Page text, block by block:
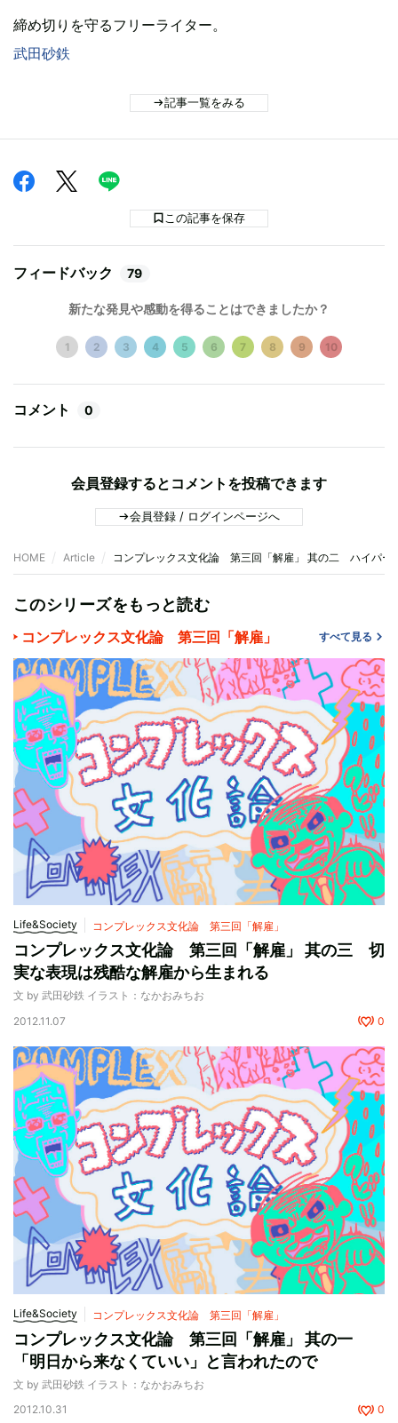
締め切りを守るフリーライター。
武田砂鉄
記事一覧をみる
この記事を保存
フィードバック 79
新たな発見や感動を得ることはできましたか？
1 2 3 4 5 6 7 8 9 10
コメント 0
会員登録するとコメントを投稿できます
会員登録 / ログインページへ
HOME Article コンプレックス文化論 第三回「解雇」 其の二 ハイパー
このシリーズをもっと読む
コンプレックス文化論 第三回「解雇」 すべて見る
Life&Society コンプレックス文化論 第三回「解雇」
コンプレックス文化論 第三回「解雇」 其の三 切
実な表現は残酷な解雇から生まれる
文 by 武田砂鉄 イラスト：なかおみちお
2012.11.07
0
Life&Society コンプレックス文化論 第三回「解雇」
コンプレックス文化論 第三回「解雇」 其の一
「明日から来なくていい」と言われたので
文 by 武田砂鉄 イラスト：なかおみちお
2012.10.31
0